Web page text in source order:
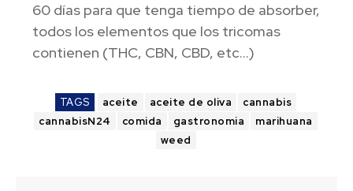
60 días para que tenga tiempo de absorber,
todos los elementos que los tricomas
contienen (THC, CBN, CBD, etc…)
TAGS aceite aceite de oliva
cannabis
cannabisN24
comida gastronomia
marihuana
weed